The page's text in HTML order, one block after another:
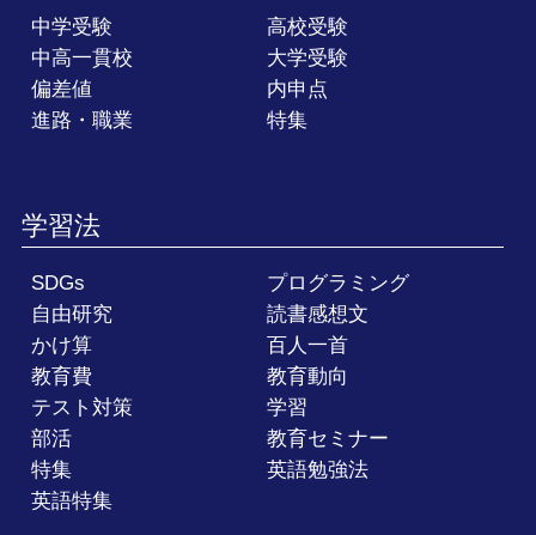
中学受験
高校受験
中高一貫校
大学受験
偏差値
内申点
進路・職業
特集
学習法
SDGs
プログラミング
自由研究
読書感想文
かけ算
百人一首
教育費
教育動向
テスト対策
学習
部活
教育セミナー
特集
英語勉強法
英語特集